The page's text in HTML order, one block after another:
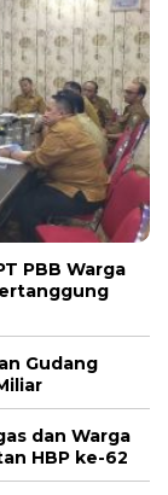
PBB Warga
Gudang
dan Warga
HBP ke-62